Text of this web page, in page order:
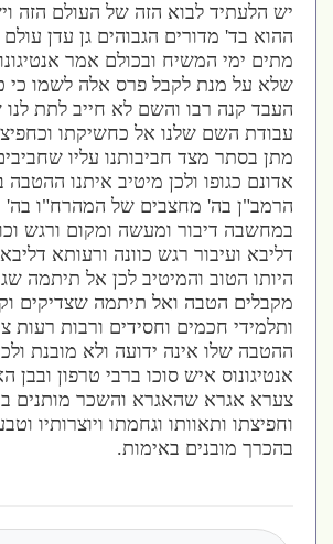
יש הלעתיד לבוא הזה של העולם הזה
ההוא בד' מדורים הגבוהים גן עדן עולם
מתים ימי המשיח ובכולם אמר
שלא על מנת לקבל פרס אלה לשמו כי
העבד קנה רבו והשם לא חייב לתת לנו
עבודת השם שלנו אל כחשיקתו וכחפיצתו
מתן בסתר מצד חביבותנו עליו
אדונם כגופו ולכן מיטיב איתנו ההטבה
הרמב"ן בה' מחצבים של המהרח"ו בה'
במחשבה דיבור ומעשה ומקום ורגש
דליבא ועיבור רגש כוונה ורעותא דליבא
היותו הטוב והמיטיב לכן אל תיתמה
מקבלים הטבה ואל תיתמה שצדיקים
ותלמידי חכמים וחסידים ורבות רעות
ההטבה שלו אינה ידועה ולא מובנת ולכן
אנטיגונוס איש סוכו ברבי טרפון ובבן
צערא אגרא שהאגרא והשכר מותנים
וחפיצתו ותאוותו וגחמתו ויוצרותיו
בהכרך מובנים באימות.